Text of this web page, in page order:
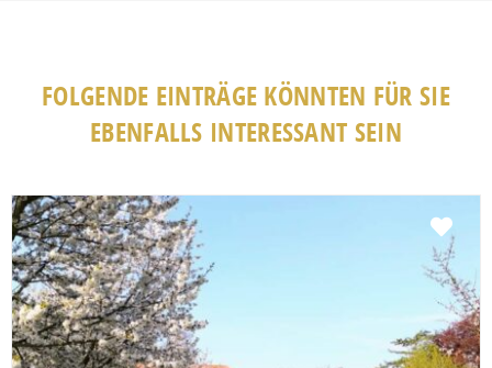
FOLGENDE EINTRÄGE KÖNNTEN FÜR SIE
EBENFALLS INTERESSANT SEIN